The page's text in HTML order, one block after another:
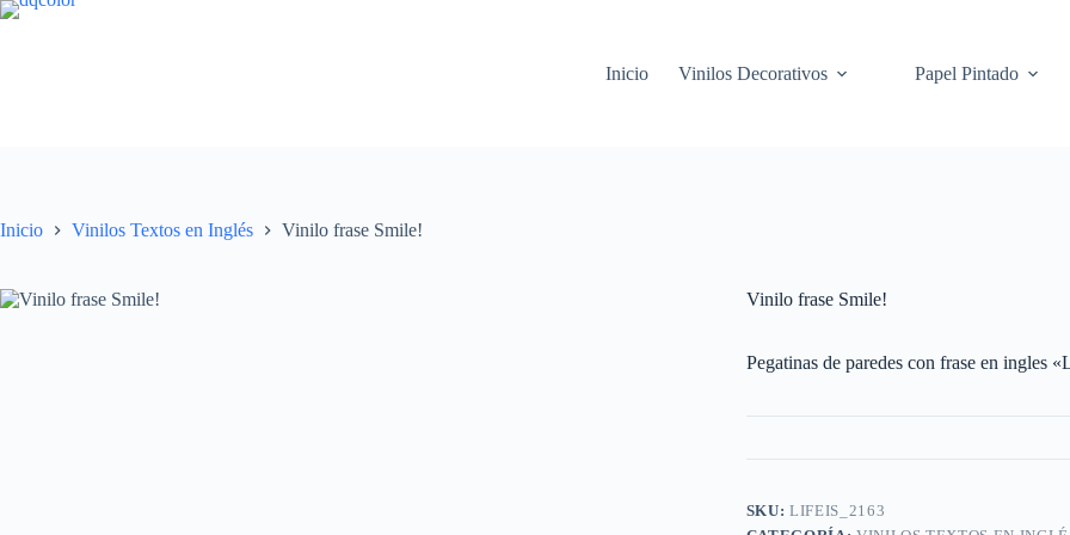
Saltar
Inicio
Vinilos Decorativos Papel Pintado
Inicio Vinilos Textos en Inglés Vinilo frase Smile!
Vinilo frase Smile!
Pegatinas de paredes con frase en
SKU:LIFEIS_2163